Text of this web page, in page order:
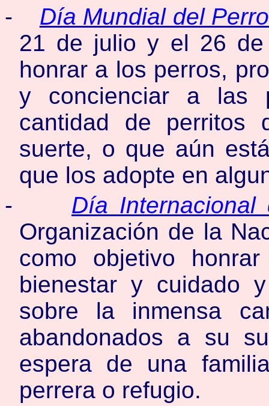
-
Día Mundial del Perro
21 de julio y el 26 de
honrar a los perros,
y concienciar a las
cantidad de perritos
suerte, o que aún
que los adopte en
-
Día Internacional
Organización de la
como objetivo
bienestar y cuidado
sobre la inmensa
abandonados a su
espera de una
perrera o refugio.